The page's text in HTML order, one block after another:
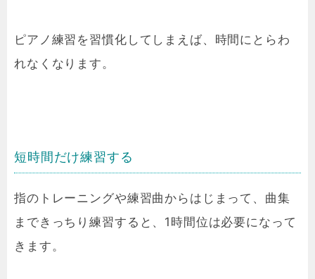
ピアノ練習を習慣化してしまえば、時間にとらわ
れなくなります。
短時間だけ練習する
指のトレーニングや練習曲からはじまって、曲集
まできっちり練習すると、1時間位は必要になって
きます。